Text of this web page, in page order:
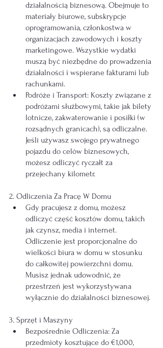
działalnością biznesową. Obejmuje to
materiały biurowe, subskrypcje
oprogramowania, członkostwa w
organizacjach zawodowych i koszty
marketingowe. Wszystkie wydatki
muszą być niezbędne do prowadzenia
działalności i wspierane fakturami lub
rachunkami.
Podróże i Transport: Koszty związane z
podróżami służbowymi, takie jak bilety
lotnicze, zakwaterowanie i posiłki (w
rozsądnych granicach), są odliczalne.
Jeśli używasz swojego prywatnego
pojazdu do celów biznesowych,
możesz odliczyć ryczałt za
przejechany kilometr.
2. Odliczenia Za Pracę W Domu
Gdy pracujesz z domu, możesz
odliczyć część kosztów domu, takich
jak czynsz, media i internet.
Odliczenie jest proporcjonalne do
wielkości biura w domu w stosunku
do całkowitej powierzchni domu.
Musisz jednak udowodnić, że
przestrzeń jest wykorzystywana
wyłącznie do działalności biznesowej.
3. Sprzęt i Maszyny
Bezpośrednie Odliczenia: Za
przedmioty kosztujące do €1,000,